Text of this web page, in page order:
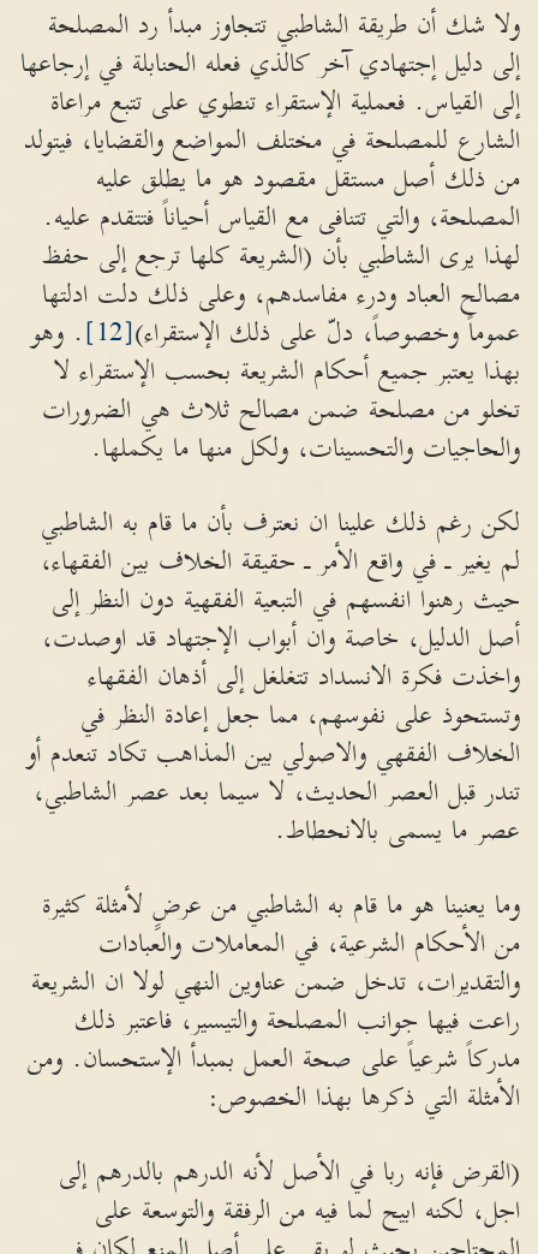
ولا شك أن طريقة الشاطبي تتجاوز مبدأ رد المصلحة
إلى دليل إجتهادي آخر كالذي فعله الحنابلة في إرجاعها
إلى القياس. فعملية الإستقراء تنطوي على تتبع مراعاة
الشارع للمصلحة في مختلف المواضع والقضايا، فيتولد
من ذلك أصل مستقل مقصود هو ما يطلق عليه
المصلحة، والتي تتنافى مع القياس أحياناً فتتقدم عليه.
لهذا يرى الشاطبي بأن (الشريعة كلها ترجع إلى حفظ
مصالح العباد ودرء مفاسدهم، وعلى ذلك دلت ادلتها
عموماً وخصوصاً، دلّ على ذلك الإستقراء)[12]
. وهو
بهذا يعتبر جميع أحكام الشريعة بحسب الإستقراء لا
تخلو من مصلحة ضمن مصالح ثلاث هي الضرورات
والحاجيات والتحسينات، ولكل منها ما يكملها.
لكن رغم ذلك علينا ان نعترف بأن ما قام به الشاطبي
لم يغير ـ في واقع الأمر ـ حقيقة الخلاف بين الفقهاء،
حيث رهنوا انفسهم في التبعية الفقهية دون النظر إلى
أصل الدليل، خاصة وان أبواب الإجتهاد قد اوصدت،
واخذت فكرة الانسداد تتغلغل إلى أذهان الفقهاء
وتستحوذ على نفوسهم، مما جعل إعادة النظر في
الخلاف الفقهي والاصولي بين المذاهب تكاد تنعدم أو
تندر قبل العصر الحديث، لا سيما بعد عصر الشاطبي،
عصر ما يسمى بالانحطاط.
وما يعنينا هو ما قام به الشاطبي من عرضٍ لأمثلة كثيرة
من الأحكام الشرعية، في المعاملات والعبادات
والتقديرات، تدخل ضمن عناوين النهي لولا ان الشريعة
راعت فيها جوانب المصلحة والتيسير، فاعتبر ذلك
مدركاً شرعياً على صحة العمل بمبدأ الإستحسان. ومن
الأمثلة التي ذكرها بهذا الخصوص:
(القرض فإنه ربا في الأصل لأنه الدرهم بالدرهم إلى
اجل، لكنه ابيح لما فيه من الرفقة والتوسعة على